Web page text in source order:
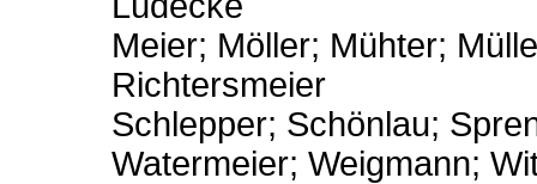
Meier; Möller; Mühter;
Richtersmeier
Schlepper; Schönlau;
Watermeier; Weigmann;